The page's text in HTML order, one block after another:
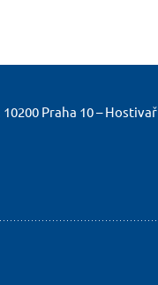
10200 Praha 10 – Hostivař